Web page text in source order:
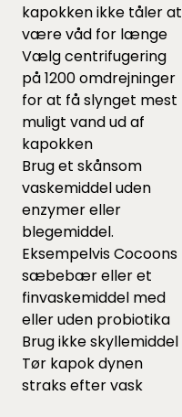
kapokken ikke tåler at
være våd for længe
Vælg centrifugering
på 1200 omdrejninger
for at få slynget mest
muligt vand ud af
kapokken
Brug et skånsom
vaskemiddel uden
enzymer eller
blegemiddel.
Eksempelvis Cocoons
sæbebæreller et
finvaskemiddel med
eller uden probiotika
Brug ikke skyllemiddel
Tør kapok dynen
straks efter vask